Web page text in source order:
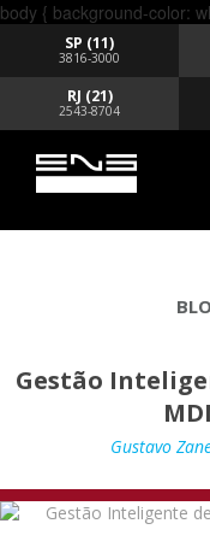
body { background-color:
SP (11)
3816-3000
RJ (21)
2543-8704
Gestão
Gustavo